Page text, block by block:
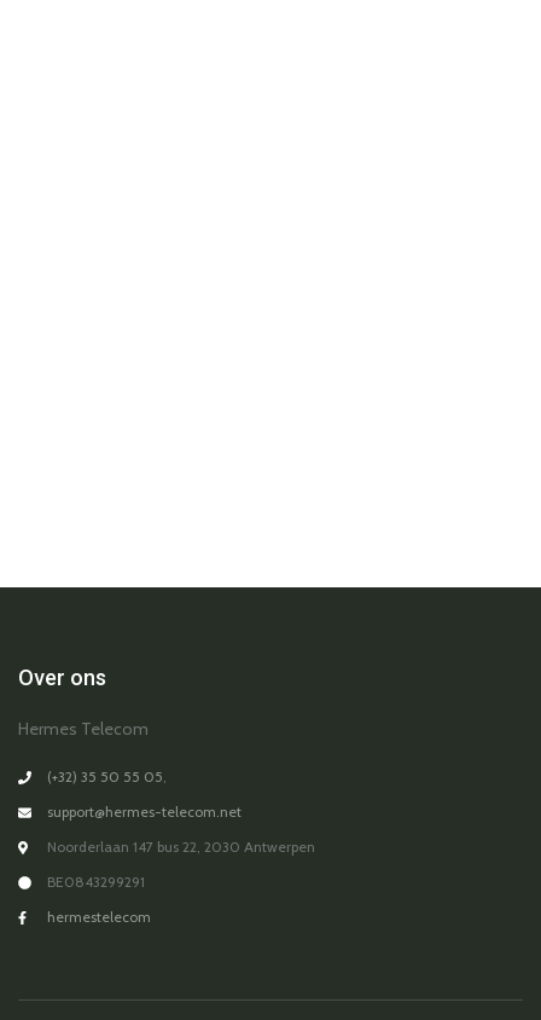
Over ons
Hermes Telecom
(+32) 35 50 55 05
support@hermes-telecom.net
Noorderlaan 147 bus 22, 2030 Antwerpen
BE0843299291
hermestelecom